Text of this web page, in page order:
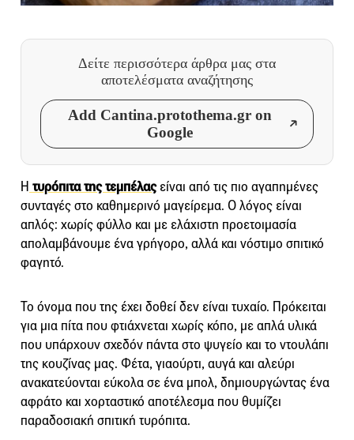
Δείτε περισσότερα άρθρα μας στα
αποτελέσματα αναζήτησης
Add Cantina.protothema.gr on
Google
Η τυρόπιτα της τεμπέλαςείναι από τις πιο αγαπημένες
συνταγές στο καθημερινό μαγείρεμα. Ο λόγος είναι
απλός: χωρίς φύλλο και με ελάχιστη προετοιμασία
απολαμβάνουμε ένα γρήγορο, αλλά και νόστιμο σπιτικό
φαγητό.
Το όνομα που της έχει δοθεί δεν είναι τυχαίο. Πρόκειται
για μια πίτα που φτιάχνεται χωρίς κόπο, με απλά υλικά
που υπάρχουν σχεδόν πάντα στο ψυγείο και το ντουλάπι
της κουζίνας μας. Φέτα, γιαούρτι, αυγά και αλεύρι
ανακατεύονται εύκολα σε ένα μπολ, δημιουργώντας ένα
αφράτο και χορταστικό αποτέλεσμα που θυμίζει
παραδοσιακή σπιτική τυρόπιτα.